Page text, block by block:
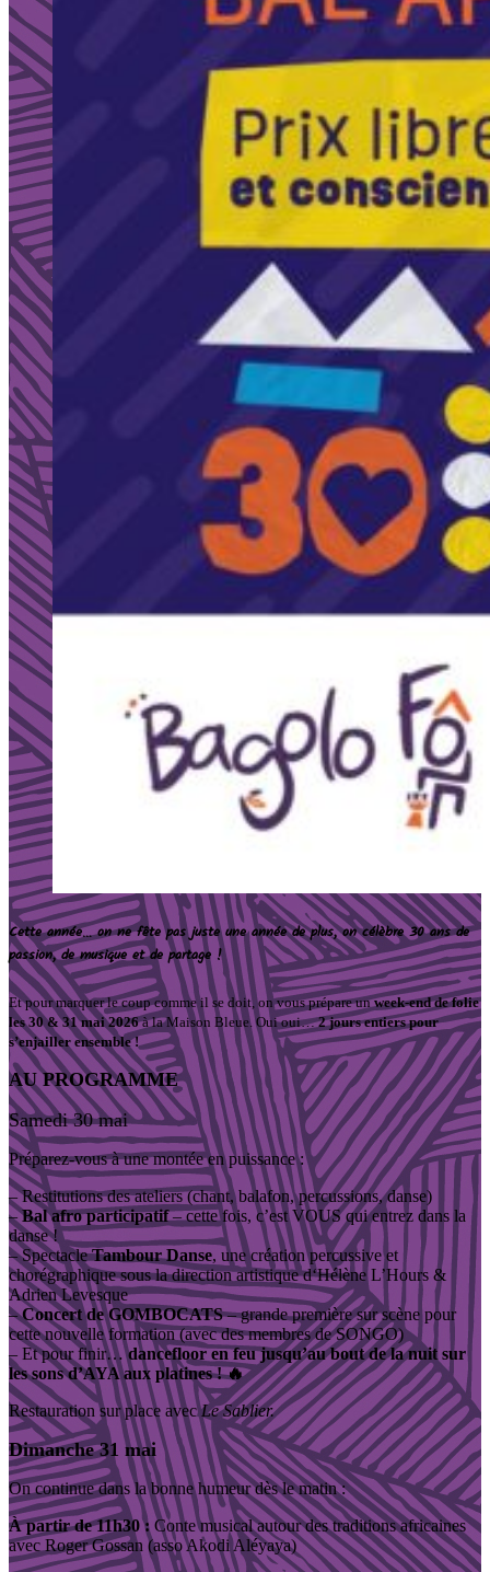
Cette année… on ne fête pas juste une année de plus, on célèbre30 ans de
passion, de musique et de partage !
Et pour marquer le coup comme il se doit, on vous prépare unweek-end de folie
les 30 & 31 mai 2026 à la Maison Bleue.Oui oui…2 jours entiers pour
s’enjailler ensemble !
AU PROGRAMME
Samedi 30 mai
Préparez-vous à une montée en puissance :
–Restitutions des ateliers (chant, balafon, percussions, danse)
–Bal afro participatif– cette fois, c’est VOUS qui entrez dans la
danse !
–SpectacleTambour Danse, une création percussive et
chorégraphiquesous la direction artistique d‘Hélène L’Hours &
Adrien Levesque
–Concert de GOMBOCATS– grande première sur scène pour
cette nouvelle formation (avec des membres de SONGO)
– Et pour finir…dancefloor en feu jusqu’au bout de la nuit sur
les sons d’AYA aux platines!🔥
Restauration sur place avecLe Sablier.
Dimanche 31 mai
On continue dans la bonne humeur dès le matin :
À partir de 11h30: Conte musical autour des traditions africaines
avec Roger Gossan (asso Akodi Aléyaya)